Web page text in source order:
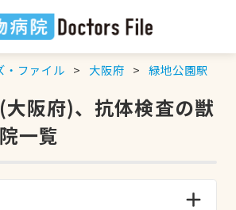
・ファイル 大阪府 緑地公園駅
阪府)、抗体検査の獣
一覧